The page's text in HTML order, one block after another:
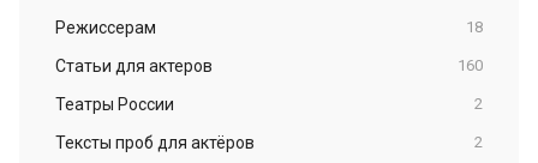
Режиссерам 18
Статьи для актеров 160
Театры России 2
Тексты проб для актёров 2